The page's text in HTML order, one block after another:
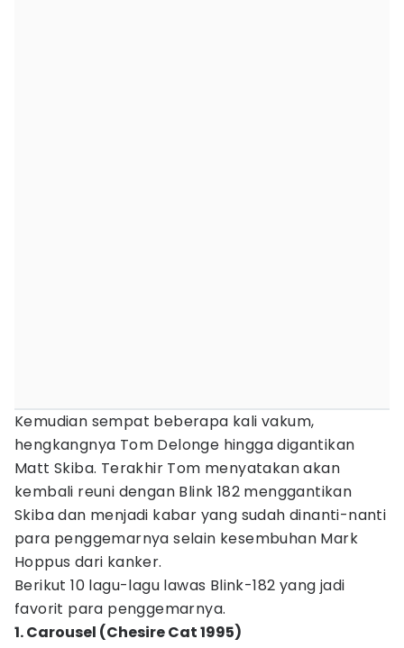
Kemudian sempat beberapa kali vakum,
hengkangnya Tom Delonge hingga digantikan
Matt Skiba. Terakhir Tom menyatakan akan
kembali reuni dengan Blink 182 menggantikan
Skiba dan menjadi kabar yang sudah dinanti-nanti
para penggemarnya selain kesembuhan Mark
Hoppus dari kanker.
Berikut 10 lagu-lagu lawas Blink-182 yang jadi
favorit para penggemarnya.
1. Carousel (Chesire Cat 1995)